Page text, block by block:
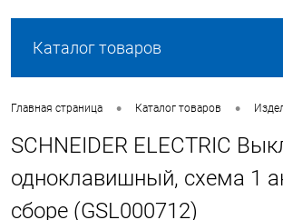
Каталог товаров
Главная страница • Каталог товаров •
SCHNEIDER ELECTRIC
одноклавишный, схема 1
сборе (GSL000712)